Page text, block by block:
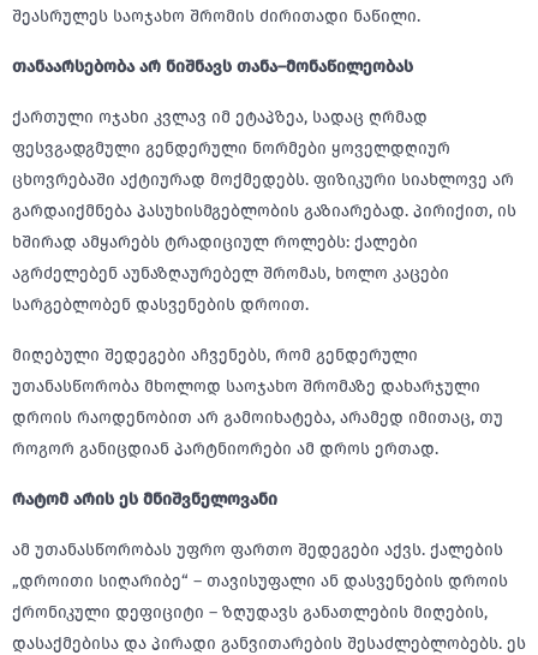
შეასრულეს საოჯახო შრომის ძირითადი ნაწილი.
თანაარსებობა არ ნიშნავს თანა–მონაწილეობას
ქართული ოჯახი კვლავ იმ ეტაპზეა, სადაც ღრმად
ფესვგადგმული გენდერული ნორმები ყოველდღიურ
ცხოვრებაში აქტიურად მოქმედებს. ფიზიკური სიახლოვე არ
გარდაიქმნება პასუხისმგებლობის გაზიარებად. პირიქით, ის
ხშირად ამყარებს ტრადიციულ როლებს: ქალები
აგრძელებენ აუნაზღაურებელ შრომას, ხოლო კაცები
სარგებლობენ დასვენების დროით.
მიღებული შედეგები აჩვენებს, რომ გენდერული
უთანასწორობა მხოლოდ საოჯახო შრომაზე დახარჯული
დროის რაოდენობით არ გამოიხატება, არამედ იმითაც, თუ
როგორ განიცდიან პარტნიორები ამ დროს ერთად.
რატომ არის ეს მნიშვნელოვანი
ამ უთანასწორობას უფრო ფართო შედეგები აქვს. ქალების
„დროითი სიღარიბე“ – თავისუფალი ან დასვენების დროის
ქრონიკული დეფიციტი – ზღუდავს განათლების მიღების,
დასაქმებისა და პირადი განვითარების შესაძლებლობებს. ეს